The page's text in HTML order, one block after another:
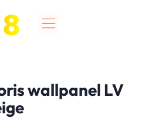
wallpanel LV